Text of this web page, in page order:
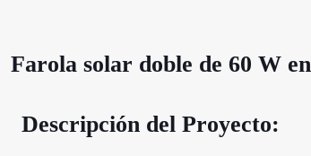
Farola solar doble de 60 W
Descripción del Proyecto: